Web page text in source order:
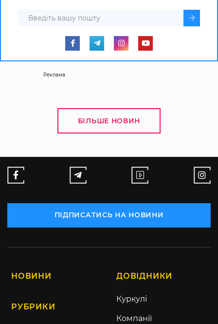
Реклама
БІЛЬШЕ НОВИН
ПІДПИСАТИСЬ НА НОВИНИ
НОВИНИ
РУБРИКИ
ДОВІДНИКИ
Куркулі
Компанії